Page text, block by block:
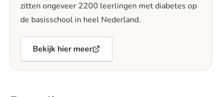
zitten ongeveer 2200 leerlingen met diabetes op
de basisschool in heel Nederland.
Bekijk hier meer